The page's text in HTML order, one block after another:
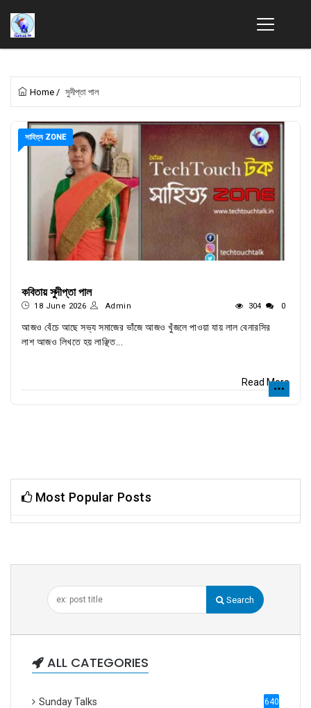
Home / সুদীপ্তা পাল
সাহিত্য ZONE
কবিতায় সুদীপ্তা পাল
18 June 2026 Admin 304 0
আজও বেঁচে আছে সভ্য সমাজের ভাঁজে আজও খুঁজলে পাওয়া যায় লাল বেনারসির
লাশ আজও লিখতে হয় লাঞ্ছিত...
Read More
Most Popular Posts
Search
ALL CATEGORIES
Sunday Talks 640